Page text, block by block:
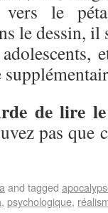
vers le
le dessin, il
de lire le
pas que
and tagged
, psychologique,